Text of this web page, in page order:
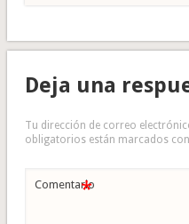
Deja una
Tu dirección de correo
obligatorios están marcados con
Comentario
*